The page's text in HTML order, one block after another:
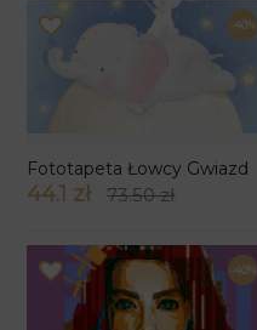
-40%
Fototapeta Łowcy Gwiazd
44.1 zł 73.50 zł
-40%